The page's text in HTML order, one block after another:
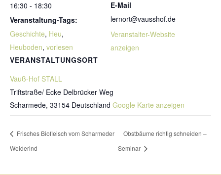
16:30 - 18:30
Veranstaltung-Tags:
Geschichte, Heu,
Heuboden, vorlesen
VERANSTALTUNGSORT
Vauß-Hof STALL
Triftstraße/ Ecke Delbrücker Weg
Scharmede, 33154 Deutschland Google Karte anzeigen
E-Mail
lernort@vausshof.de
Veranstalter-Website
anzeigen
Frisches Biofleisch vom Scharmeder
Weiderind
Obstbäume richtig schneiden –
Seminar